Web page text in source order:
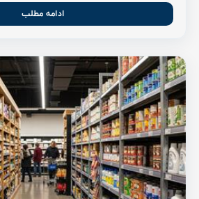
ادامه مطلب